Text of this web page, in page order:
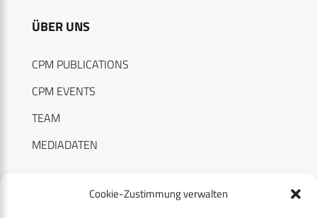
Cookie-Zustimmung verwalten
ÜBER UNS
CPM PUBLICATIONS
CPM EVENTS
TEAM
MEDIADATEN